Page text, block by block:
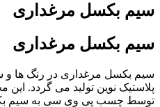
سیم بکسل مرغداری
سیم بکسل مرغداری
سیم بکسل مرغداری در رنگ ها و
پلاستیک نوین تولید می گردد.
توسط چسب پی وی سی به سیم